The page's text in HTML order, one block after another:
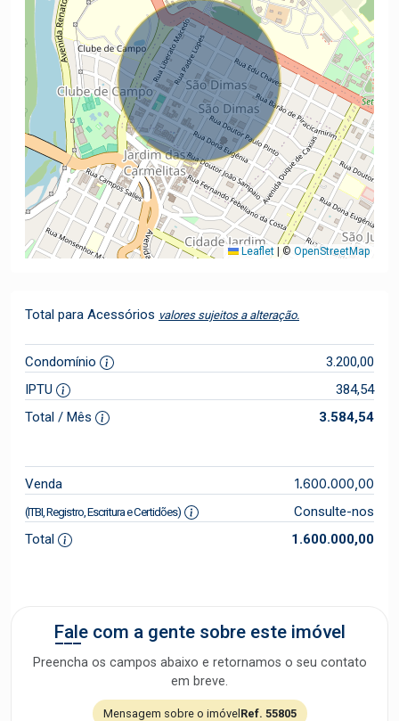
Leaflet © OpenStreetMap
Total para Acessórios valores sujeitos a alteração.
Condomínio
3.200,00
IPTU
384,54
Total / Mês
3.584,54
Venda 1.600.000,00
(ITBI, Registro, Escritura e Certidões)
Consulte-nos
Total
1.600.000,00
Fale com a gente sobre este imóvel
Preencha os campos abaixo e retornamos o seu contato
em breve.
Mensagem sobre o imóvel Ref. 55805